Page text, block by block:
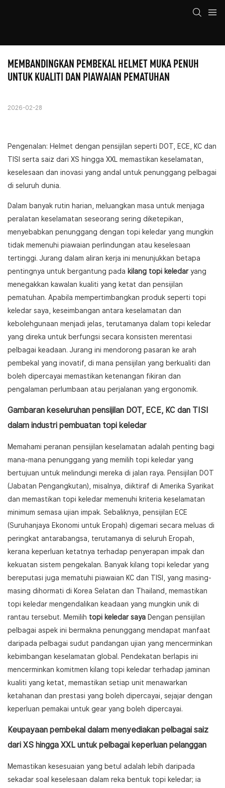
MEMBANDINGKAN PEMBEKAL HELMET MUKA PENUH
UNTUK KUALITI DAN PIAWAIAN PEMATUHAN
2026-02-28
Pengenalan: Helmet dengan pensijilan seperti DOT, ECE, KC dan
TISI serta saiz dari XS hingga XXL memastikan keselamatan,
keselesaan dan inovasi yang andal untuk penunggang pelbagai
di seluruh dunia.
Dalam banyak rutin harian, meluangkan masa untuk menjaga
peralatan keselamatan seseorang sering diketepikan,
menyebabkan penunggang dengan topi keledar yang mungkin
tidak memenuhi piawaian perlindungan atau keselesaan
tertinggi. Jurang dalam aliran kerja ini menunjukkan betapa
pentingnya untuk bergantung pada kilang topi keledaryang
menegakkan kawalan kualiti yang ketat dan pensijilan
pematuhan. Apabila mempertimbangkan produk seperti topi
keledar saya, keseimbangan antara keselamatan dan
kebolehgunaan menjadi jelas, terutamanya dalam topi keledar
yang direka untuk berfungsi secara konsisten merentasi
pelbagai keadaan. Jurang ini mendorong pasaran ke arah
pembekal yang inovatif, di mana pensijilan yang berkualiti dan
boleh dipercayai memastikan ketenangan fikiran dan
pengalaman perlumbaan atau perjalanan yang ergonomik.
Gambaran keseluruhan pensijilan DOT, ECE, KC dan TISI
dalam industri pembuatan topi keledar
Memahami peranan pensijilan keselamatan adalah penting bagi
mana-mana penunggang yang memilih topi keledar yang
bertujuan untuk melindungi mereka di jalan raya. Pensijilan DOT
(Jabatan Pengangkutan), misalnya, diiktiraf di Amerika Syarikat
dan memastikan topi keledar memenuhi kriteria keselamatan
minimum semasa ujian impak. Sebaliknya, pensijilan ECE
(Suruhanjaya Ekonomi untuk Eropah) digemari secara meluas di
peringkat antarabangsa, terutamanya di seluruh Eropah,
kerana keperluan ketatnya terhadap penyerapan impak dan
kekuatan sistem pengekalan. Banyak kilang topi keledar yang
bereputasi juga mematuhi piawaian KC dan TISI, yang masing-
masing dihormati di Korea Selatan dan Thailand, memastikan
topi keledar mengendalikan keadaan yang mungkin unik di
rantau tersebut. Memilih topi keledar saya Dengan pensijilan
pelbagai aspek ini bermakna penunggang mendapat manfaat
daripada pelbagai sudut pandangan ujian yang mencerminkan
kebimbangan keselamatan global. Pendekatan berlapis ini
mencerminkan komitmen kilang topi keledar terhadap jaminan
kualiti yang ketat, memastikan setiap unit menawarkan
ketahanan dan prestasi yang boleh dipercayai, sejajar dengan
keperluan pemakai untuk gear yang boleh dipercayai.
Keupayaan pembekal dalam menyediakan pelbagai saiz
dari XS hingga XXL untuk pelbagai keperluan pelanggan
Memastikan kesesuaian yang betul adalah lebih daripada
sekadar soal keselesaan dalam reka bentuk topi keledar; ia